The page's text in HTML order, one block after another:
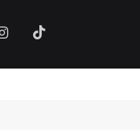
Instagram